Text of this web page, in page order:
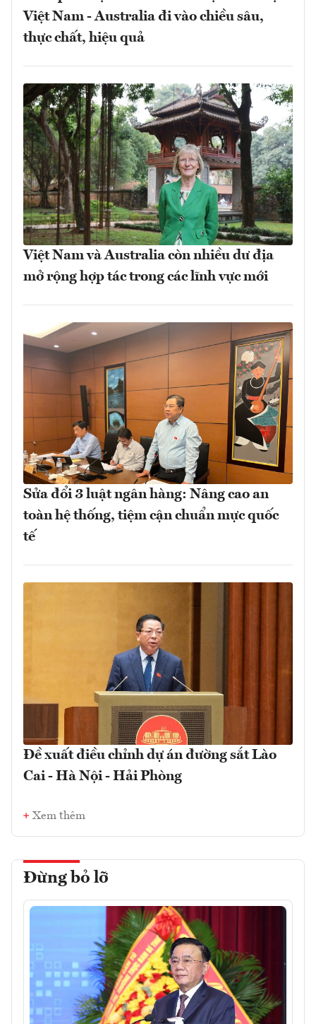
Việt Nam - Australia đi vào chiều sâu,
thực chất, hiệu quả
Việt Nam và Australia còn nhiều dư địa
mở rộng hợp tác trong các lĩnh vực mới
Sửa đổi 3 luật ngân hàng: Nâng cao an
toàn hệ thống, tiệm cận chuẩn mực quốc
tế
Đề xuất điều chỉnh dự án đường sắt Lào
Cai - Hà Nội - Hải Phòng
Xem thêm
Đừng bỏ lỡ